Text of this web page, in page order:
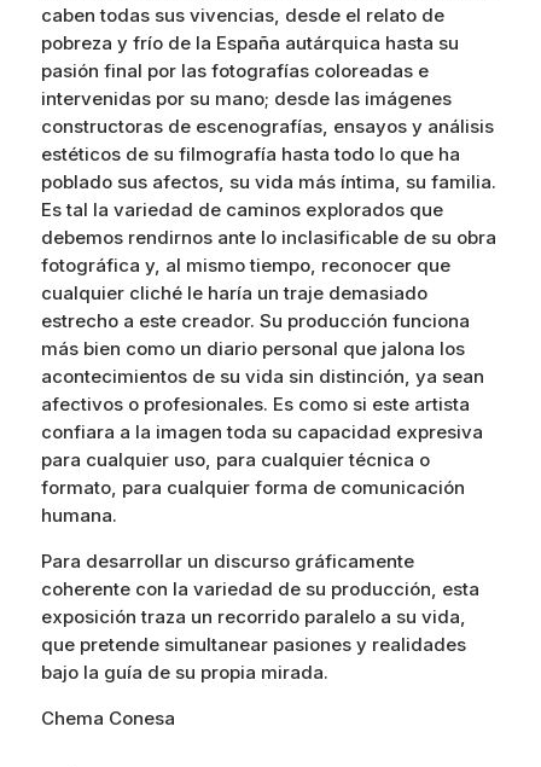
caben todas sus vivencias, desde el relato de
pobreza y frío de la España autárquica hasta su
pasión final por las fotografías coloreadas e
intervenidas por su mano; desde las imágenes
constructoras de escenografías, ensayos y análisis
estéticos de su filmografía hasta todo lo que ha
poblado sus afectos, su vida más íntima, su familia.
Es tal la variedad de caminos explorados que
debemos rendirnos ante lo inclasificable de su obra
fotográfica y, al mismo tiempo, reconocer que
cualquier cliché le haría un traje demasiado
estrecho a este creador. Su producción funciona
más bien como un diario personal que jalona los
acontecimientos de su vida sin distinción, ya sean
afectivos o profesionales. Es como si este artista
confiara a la imagen toda su capacidad expresiva
para cualquier uso, para cualquier técnica o
formato, para cualquier forma de comunicación
humana.
Para desarrollar un discurso gráficamente
coherente con la variedad de su producción, esta
exposición traza un recorrido paralelo a su vida,
que pretende simultanear pasiones y realidades
bajo la guía de su propia mirada.
Chema Conesa